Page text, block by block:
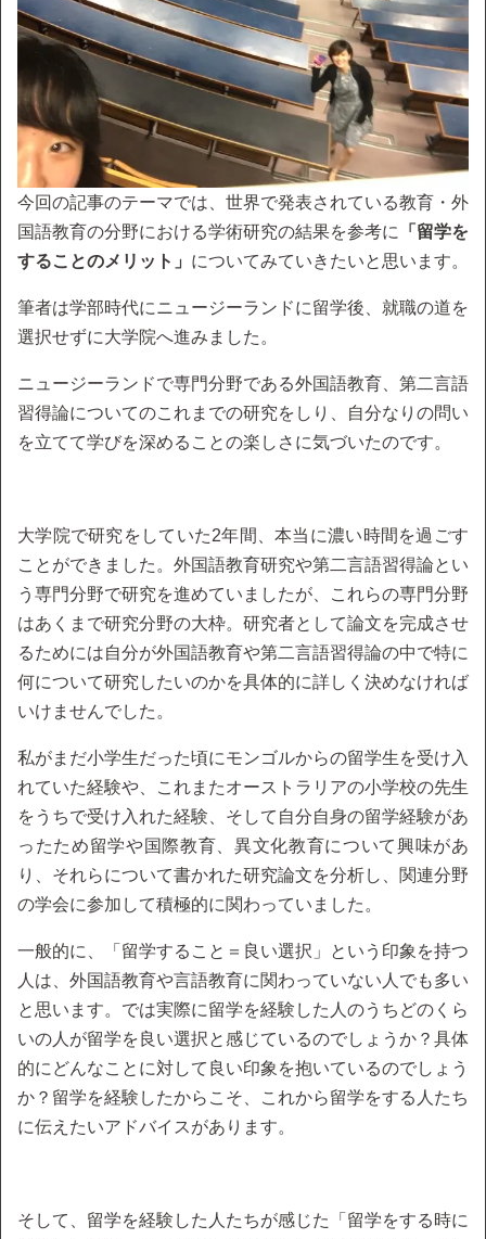
今回の記事のテーマでは、世界で発表されている教育・外
国語教育の分野における学術研究の結果を参考に
「留学を
することのメリット」 についてみていきたいと思います。
筆者は学部時代にニュージーランドに留学後、就職の道を
選択せずに大学院へ進みました。
ニュージーランドで専門分野である外国語教育、第二言語
習得論についてのこれまでの研究をしり、自分なりの問い
を立てて学びを深めることの楽しさに気づいたのです。
大学院で研究をしていた2年間、本当に濃い時間を過ごす
ことができました。外国語教育研究や第二言語習得論とい
う専門分野で研究を進めていましたが、これらの専門分野
はあくまで研究分野の大枠。研究者として論文を完成させ
るためには自分が外国語教育や第二言語習得論の中で特に
何について研究したいのかを具体的に詳しく決めなければ
いけませんでした。
私がまだ小学生だった頃にモンゴルからの留学生を受け入
れていた経験や、これまたオーストラリアの小学校の先生
をうちで受け入れた経験、そして自分自身の留学経験があ
ったため留学や国際教育、異文化教育について興味があ
り、それらについて書かれた研究論文を分析し、関連分野
の学会に参加して積極的に関わっていました。
一般的に、「留学すること＝良い選択」という印象を持つ
人は、外国語教育や言語教育に関わっていない人でも多い
と思います。では実際に留学を経験した人のうちどのくら
いの人が留学を良い選択と感じているのでしょうか？具体
的にどんなことに対して良い印象を抱いているのでしょう
か？留学を経験したからこそ、これから留学をする人たち
に伝えたいアドバイスがあります。
そして、留学を経験した人たちが感じた「留学をする時に